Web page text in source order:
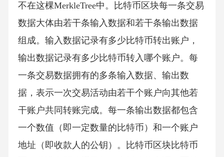
不在这棵MerkleTree中。比特币区块每一条交易
数据大体由若干条输入数据和若干条输出数据
组成。输入数据记录有多少比特币转出账户，
输出数据记录有多少比特币转入哪个账户。每
一条交易数据拥有的多条输入数据、输出数
据，表示一次交易活动由若干个账户向其他若
干账户共同转账完成。每一条输出数据都包含
一个数值（即一定数量的比特币）和一个账户
地址（即收款人的公钥）。比特币区块比特币